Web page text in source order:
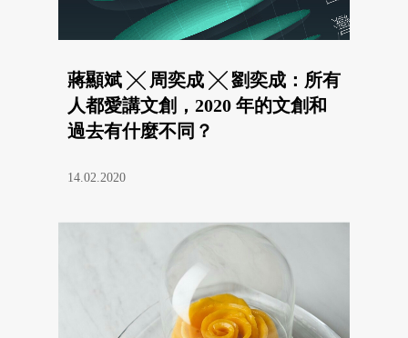
蔣顯斌 ╳ 周奕成 ╳ 劉奕成：所有
人都愛講文創，2020 年的文創和
過去有什麼不同？
14.02.2020